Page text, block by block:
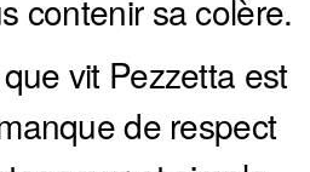
contenir sa colère.
vit Pezzetta est
de respect